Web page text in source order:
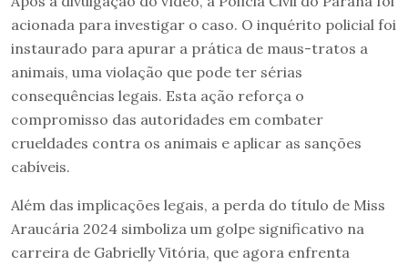
acionada para investigar o caso. O inquérito policial foi
instaurado para apurar a prática de maus-tratos a
animais, uma violação que pode ter sérias
consequências legais. Esta ação reforça o
compromisso das autoridades em combater
crueldades contra os animais e aplicar as sanções
cabíveis.
Além das implicações legais, a perda do título de Miss
Araucária 2024 simboliza um golpe significativo na
carreira de Gabrielly Vitória, que agora enfrenta